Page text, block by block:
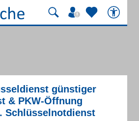
günstiger
& PKW-Öffnung
Schlüsselnotdienst